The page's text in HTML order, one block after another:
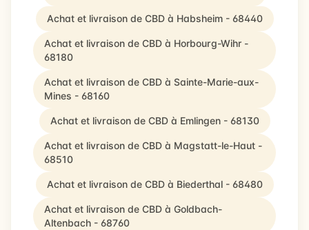
Achat et livraison de CBD à Habsheim - 68440
Achat et livraison de CBD à Horbourg-Wihr -
68180
Achat et livraison de CBD à Sainte-Marie-aux-
Mines - 68160
Achat et livraison de CBD à Emlingen - 68130
Achat et livraison de CBD à Magstatt-le-Haut -
68510
Achat et livraison de CBD à Biederthal - 68480
Achat et livraison de CBD à Goldbach-
Altenbach - 68760